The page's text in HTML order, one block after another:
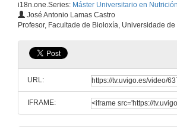
i18n.one.Series: Máster Universitario en
José Antonio Lamas Castro
Profesor, Facultade de Bioloxía, Universidade de
URL:
IFRAME:
9 de nov. de 2022
10 de nov. de 2022